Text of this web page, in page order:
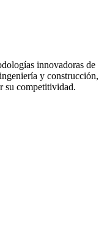
innovadoras de
y construcción,
su competitividad.